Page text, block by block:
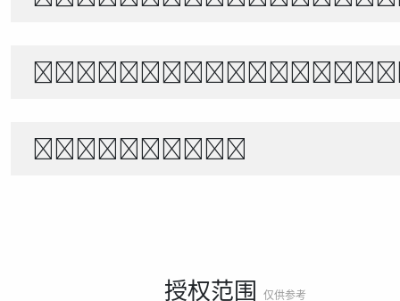
世界宇宙浩瀚無垠，科技創新永無止
1234567890
授权范围 仅供参考